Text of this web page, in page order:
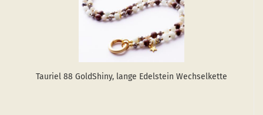
Tau­ri­el 88 GoldS­hiny, lange Edel­stein Wech­sel­ket­te